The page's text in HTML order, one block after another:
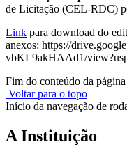
de Licitação (CEL-RDC)
Link para download do
anexos: https://
vbKL9akHAAd1/
Fim do conteúdo da página
Voltar para o topo
Início da navegação de
A Instituição